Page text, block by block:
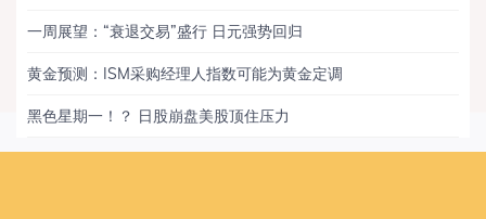
一周展望：“衰退交易”盛行 日元强势回归
黄金预测：ISM采购经理人指数可能为黄金定调
黑色星期一！？ 日股崩盘美股顶住压力